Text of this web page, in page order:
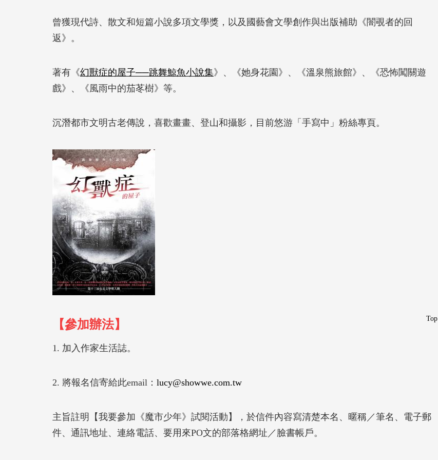
曾獲現代詩、散文和短篇小說多項文學獎，以及國藝會文學創作與出版補助《闇覗者的回
返》。
著有《幻獸症的屋子──跳舞鯨魚小說集》、《她身花園》、《溫泉熊旅館》、《恐怖闖關遊
戲》、《風雨中的茄苳樹》等。
沉潛都市文明古老傳說，喜歡畫畫、登山和攝影，目前悠游「手寫中」粉絲專頁。
Top
【參加辦法】
1. 加入作家生活誌。
2. 將報名信寄給此email： lucy@showwe.com.tw
主旨註明【我要參加《魔市少年》試閱活動】，於信件內容寫清楚本名、暱稱／筆名、電子郵
件、通訊地址、連絡電話、要用來PO文的部落格網址／臉書帳戶。